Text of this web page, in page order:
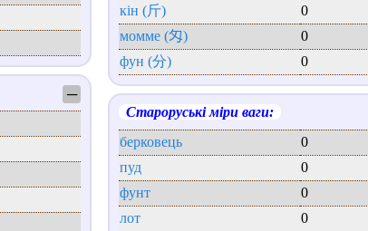
─
кін (斤)
0
момме (匁)
0
фун (分)
0
Староруські міри ваги:
берковець
0
пуд
0
фунт
0
лот
0